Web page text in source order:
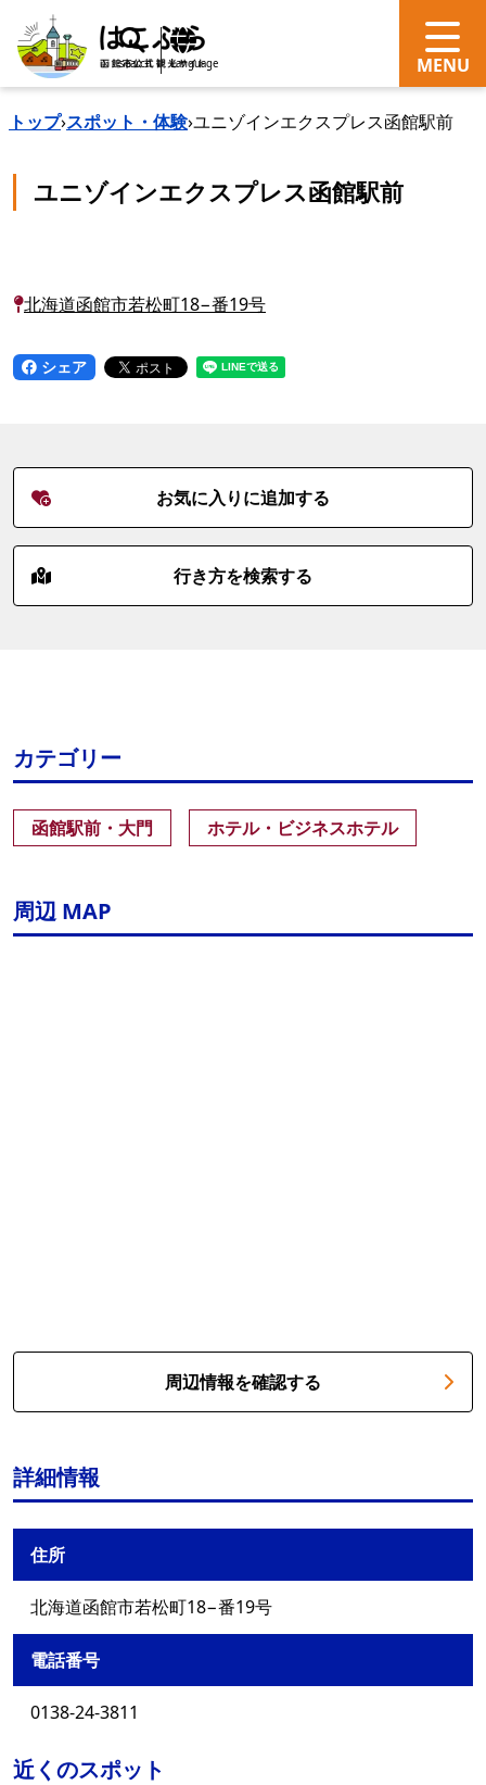
search Language
トップ›スポット・体験›ユニゾインエクスプレス函館駅前
ユニゾインエクスプレス函館駅前
北海道函館市若松町18−番19号
シェア
お気に入りに追加する
行き方を検索する
カテゴリー
函館駅前・大門 ホテル・ビジネスホテル
周辺 MAP
周辺情報を確認する
詳細情報
住所
北海道函館市若松町18−番19号
電話番号
0138-24-3811
近くのスポット